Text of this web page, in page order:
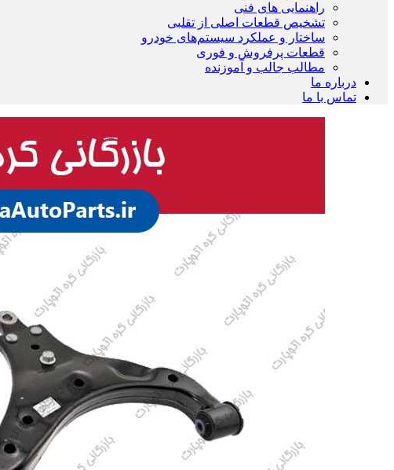
راهنمایی های فنی
تشخیص قطعات اصلی از تقلبی
ساختار و عملکرد سیستم‌های خودرو
قطعات پرفروش و فوری
مطالب جالب و آموزنده
درباره ما
تماس با ما